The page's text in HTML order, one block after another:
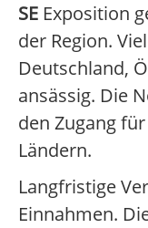
SE Exposition
der Region.
Deutschland,
ansässig. Die
den Zugang
Ländern.
Langfristige
Einnahmen.